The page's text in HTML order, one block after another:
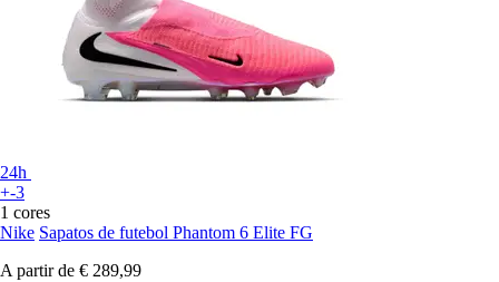
24h
+-3
1 cores
Nike Sapatos de futebol Phantom 6 Elite FG
A partir de € 289,99